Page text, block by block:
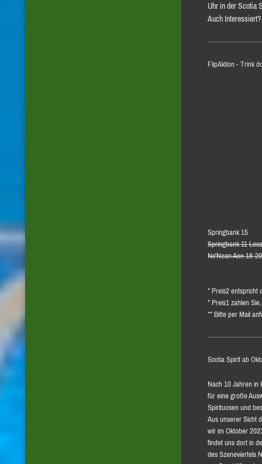
Uhr in der Scotia
Auch
FlipAktion - Trink
Springbank 15
Springbank 11
Nc'Nean Aon 18-
* Preis2 entspricht
* Preis1 zahlen
** Bitte per Mail
Scotia Spirit ab
Nach 10 Jahren in
für eine große
Spirituosen und
Aus unserer Sicht
wir im Oktober
findet uns dort in
des Szeneviertels